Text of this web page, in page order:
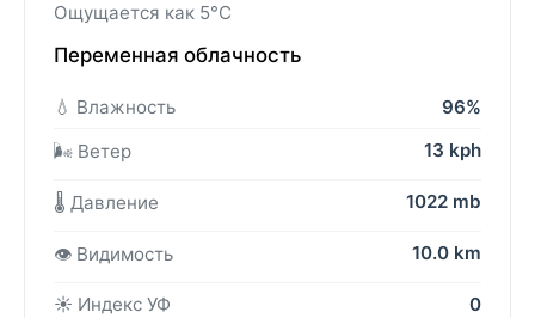
Ощущается как 5°C
Переменная облачность
💧 Влажность
96%
🌬️ Ветер
13 kph
🌡️ Давление 1022 mb
👁️ Видимость 10.0 km
☀️ Индекс УФ 0